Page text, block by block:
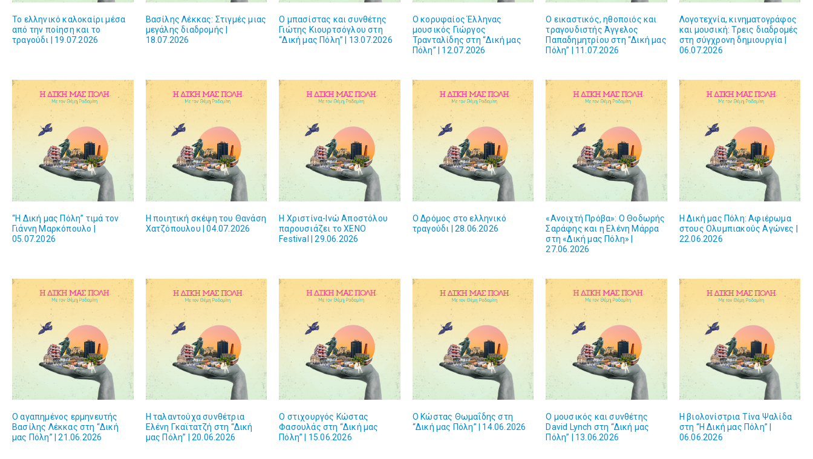
Το ελληνικό καλοκαίρι μέσα
από την ποίηση και το
τραγούδι | 19.07.2026
Βασίλης Λέκκας: Στιγμές μιας
μεγάλης διαδρομής |
18.07.2026
Ο μπασίστας και συνθέτης
Γιώτης Κιουρτσόγλου στη
“Δική μας Πόλη” | 13.07.2026
Ο κορυφαίος Έλληνας
μουσικός Γιώργος
Τρανταλίδης στη “Δική μας
Πόλη” | 12.07.2026
Ο εικαστικός, ηθοποιός και
τραγουδιστής Άγγελος
Παπαδημητρίου στη “Δική μας
Πόλη” | 11.07.2026
Λογοτεχνία, κινηματογράφος
και μουσική: Τρεις διαδρομές
στη σύγχρονη δημιουργία |
06.07.2026
“Η Δική μας Πόλη” τιμά τον
Γιάννη Μαρκόπουλο |
05.07.2026
Η ποιητική σκέψη του Θανάση
Χατζόπουλου | 04.07.2026
Η Χριστίνα-Ινώ Αποστόλου
παρουσιάζει το XENO
Festival | 29.06.2026
O Δρόμος στο ελληνικό
τραγούδι | 28.06.2026
«Ανοιχτή Πρόβα»: Ο Θοδωρής
Σαράφης και η Ελένη Μάρρα
στη «Δική μας Πόλη» |
27.06.2026
Η Δική μας Πόλη: Αφιέρωμα
στους Ολυμπιακούς Αγώνες |
22.06.2026
Ο αγαπημένος ερμηνευτής
Βασίλης Λέκκας στη “Δική
μας Πόλη” | 21.06.2026
Η ταλαντούχα συνθέτρια
Ελένη Γκαϊτατζή στη “Δική
μας Πόλη” | 20.06.2026
O στιχουργός Κώστας
Φασουλάς στη “Δική μας
Πόλη” | 15.06.2026
O Κώστας Θωμαΐδης στη
“Δική μας Πόλη” | 14.06.2026
O μουσικός και συνθέτης
David Lynch στη “Δική μας
Πόλη” | 13.06.2026
H βιολονίστρια Τίνα Ψαλίδα
στη “Η Δική μας Πόλη” |
06.06.2026